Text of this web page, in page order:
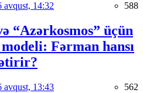
avqust, 14:32 588
“Azərkosmos” üçün
Fərman hansı
avqust, 13:43 562